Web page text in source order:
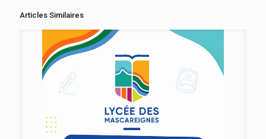
Articles Similaires